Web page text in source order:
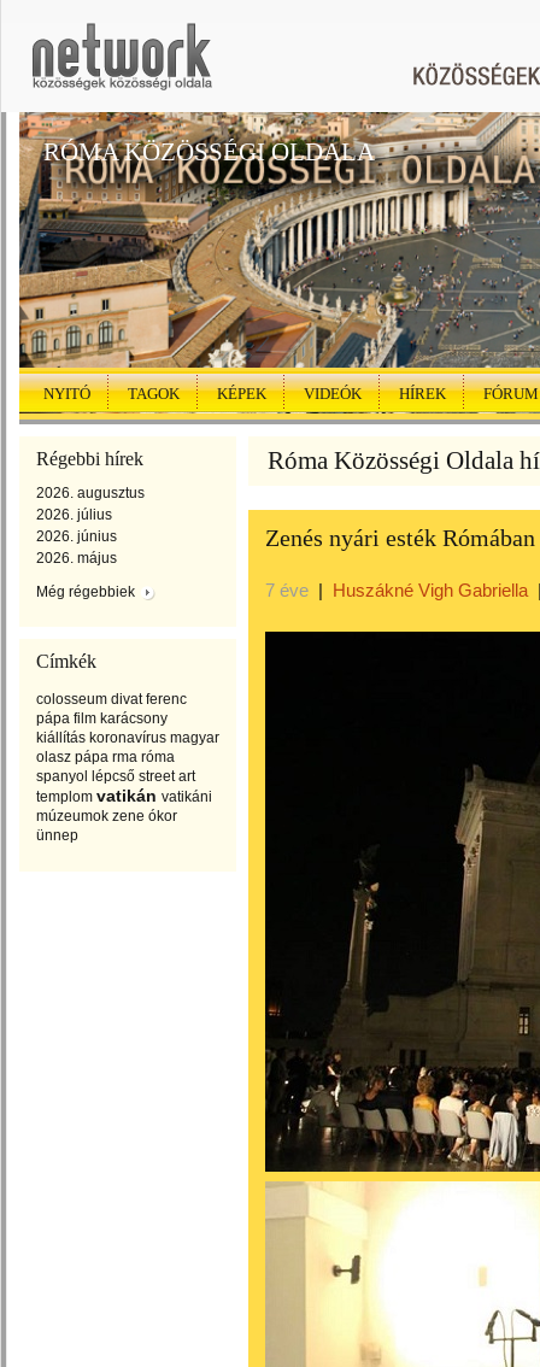
RÓMA KÖZÖSSÉGI OLDALA
NYITÓ TAGOK KÉPEK VIDEÓK HÍREK FÓRUM
Régebbi hírek
2026. augusztus
2026. július
2026. június
2026. május
Még régebbiek
Címkék
colosseum divat ferenc
pápa film karácsony
kiállítás koronavírus magyar
olasz pápa rma róma
spanyol lépcső street art
templom vatikán vatikáni
múzeumok zene ókor
ünnep
Róma Közösségi Oldala
Zenés nyári esték
7 éve | Huszákné Vigh Gabriella